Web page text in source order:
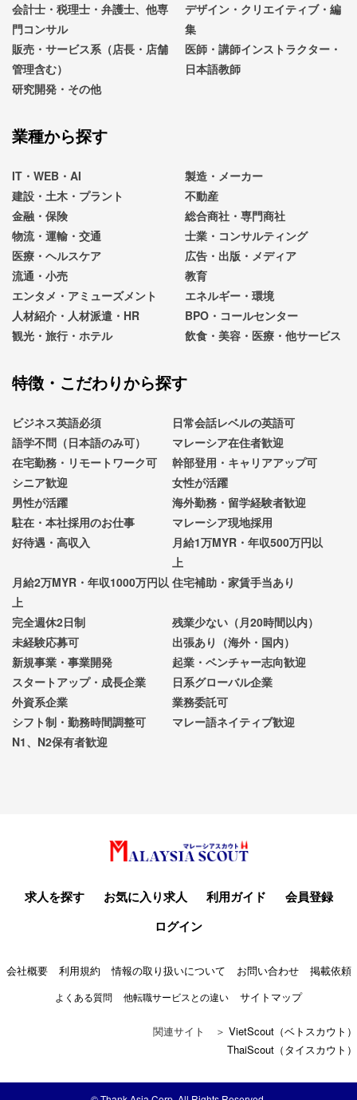
会計士・税理士・弁護士、他専
門コンサル
デザイン・クリエイティブ・編
集
販売・サービス系（店長・店舗
管理含む）
医師・講師インストラクター・
日本語教師
研究開発・その他
業種から探す
IT・WEB・AI
製造・メーカー
建設・土木・プラント
不動産
金融・保険
総合商社・専門商社
物流・運輸・交通
士業・コンサルティング
医療・ヘルスケア
広告・出版・メディア
流通・小売
教育
エンタメ・アミューズメント
エネルギー・環境
人材紹介・人材派遣・HR
BPO・コールセンター
観光・旅行・ホテル
飲食・美容・医療・他サービス
特徴・こだわりから探す
ビジネス英語必須
日常会話レベルの英語可
語学不問（日本語のみ可）
マレーシア在住者歓迎
在宅勤務・リモートワーク可
幹部登用・キャリアアップ可
シニア歓迎
女性が活躍
男性が活躍
海外勤務・留学経験者歓迎
駐在・本社採用のお仕事
マレーシア現地採用
好待遇・高収入
月給1万MYR・年収500万円以
上
月給2万MYR・年収1000万円以
上
住宅補助・家賃手当あり
完全週休2日制
残業少ない（月20時間以内）
未経験応募可
出張あり（海外・国内）
新規事業・事業開発
起業・ベンチャー志向歓迎
スタートアップ・成長企業
日系グローバル企業
外資系企業
業務委託可
シフト制・勤務時間調整可
マレー語ネイティブ歓迎
N1、N2保有者歓迎
求人を探す お気に入り求人 利用ガイド
会員登録
ログイン
会社概要 利用規約 情報の取り扱いについて お問い合わせ 掲載依頼
よくある質問 他転職サービスとの違い サイトマップ
関連サイト ＞ VietScout（ベトスカウト）
ThaiScout（タイスカウト）